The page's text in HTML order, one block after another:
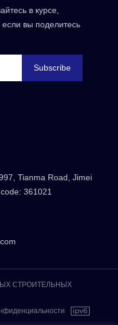
в курсе,
вы поделитесь
Subscribe
Tianma Road, Jimei
361021
СТРОИТЕЛЬНЫХ